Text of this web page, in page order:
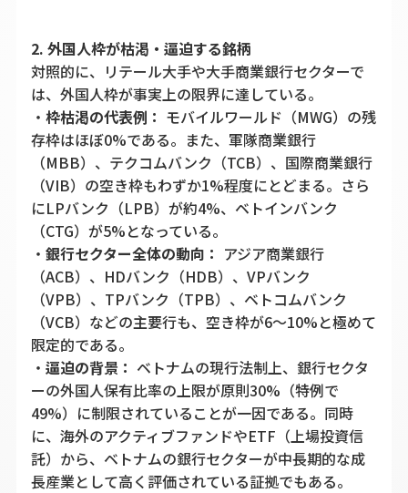
2. 外国人枠が枯渇・逼迫する銘柄
対照的に、リテール大手や大手商業銀行セクターで
は、外国人枠が事実上の限界に達している。
・ 枠枯渇の代表例： モバイルワールド（MWG）の残
存枠はほぼ0%である。また、軍隊商業銀行
（MBB）、テクコムバンク（TCB）、国際商業銀行
（VIB）の空き枠もわずか1%程度にとどまる。さら
にLPバンク（LPB）が約4%、ベトインバンク
（CTG）が5%となっている。
・ 銀行セクター全体の動向： アジア商業銀行
（ACB）、HDバンク（HDB）、VPバンク
（VPB）、TPバンク（TPB）、ベトコムバンク
（VCB）などの主要行も、空き枠が6〜10%と極めて
限定的である。
・ 逼迫の背景： ベトナムの現行法制上、銀行セクタ
ーの外国人保有比率の上限が原則30%（特例で
49%）に制限されていることが一因である。同時
に、海外のアクティブファンドやETF（上場投資信
託）から、ベトナムの銀行セクターが中長期的な成
長産業として高く評価されている証拠でもある。